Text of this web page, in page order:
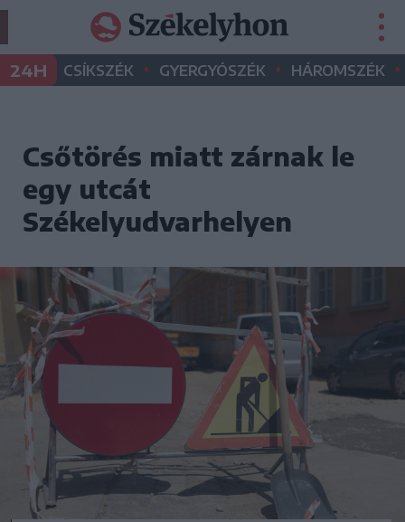
24H CSÍKSZÉK • GYERGYÓSZÉK • HÁROMSZÉK •
Csőtörés miatt zárnak le
egy utcát
Székelyudvarhelyen